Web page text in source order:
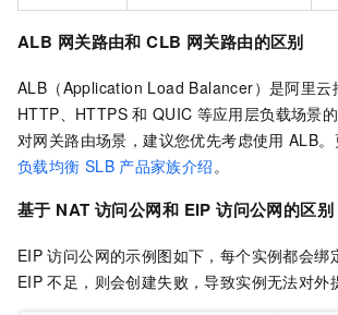
ALB 网关路由和 CLB 网关路由的区别
ALB（Application Load Balancer）是阿里云
HTTP、HTTPS 和 QUIC 等应用层负载场景
对网关路由场景，建议您优先考虑使用 ALB
负载均衡 SLB 产品家族介绍 。
基于 NAT 访问公网和 EIP 访问公网的区别
EIP 访问公网的示例图如下，每个实例都会绑
EIP 不足，则会创建失败，导致实例无法对外